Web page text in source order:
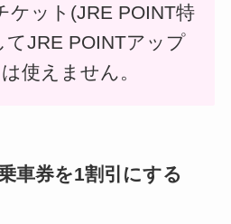
ケット(JRE POINT特
てJRE POINTアップ
使えません。
車券を1割引にする